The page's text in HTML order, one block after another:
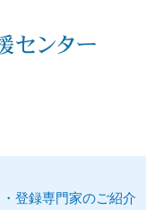
登録専門家のご紹介